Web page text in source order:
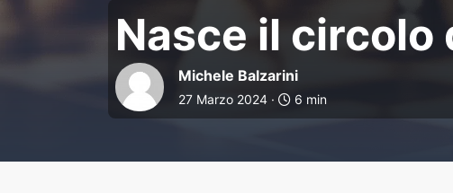
Nasce il circolo di
Nasce il circolo
Michele Balzarini
27 Marzo 2024 · 6 min